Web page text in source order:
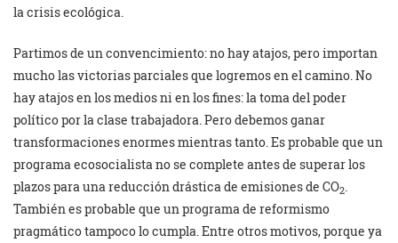
la crisis ecológica.
Partimos de un convencimiento: no hay atajos, pero importan
mucho las victorias parciales que logremos en el camino. No
hay atajos en los medios ni en los fines: la toma del poder
político por la clase trabajadora. Pero debemos ganar
transformaciones enormes mientras tanto. Es probable que un
programa ecosocialista no se complete antes de superar los
plazos para una reducción drástica de emisiones de CO2.
También es probable que un programa de reformismo
pragmático tampoco lo cumpla. Entre otros motivos, porque ya